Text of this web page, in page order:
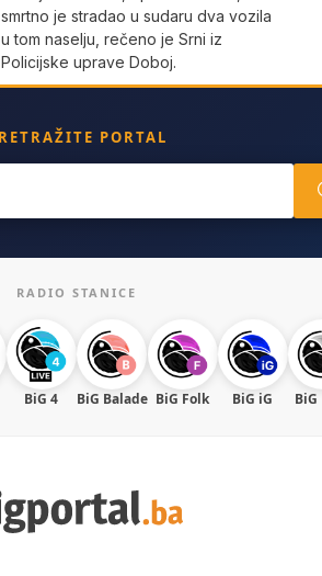
smrtno je stradao u sudaru dva vozila
u tom naselju, rečeno je Srni iz
Policijske uprave Doboj.
PORTAL
RADIO STANICE
BiG 4 BiG Balade BiG Folk BiG iG BiG